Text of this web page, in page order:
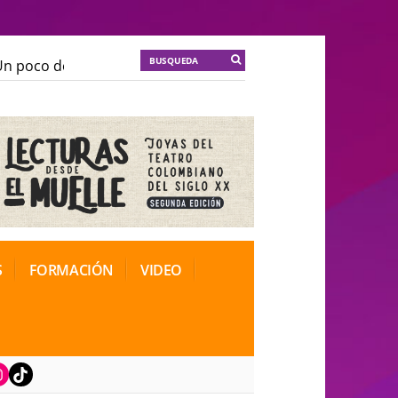
poco de locura para la cordura
de Teatro Rosa
FORMACIÓN VIDEO
TikTok